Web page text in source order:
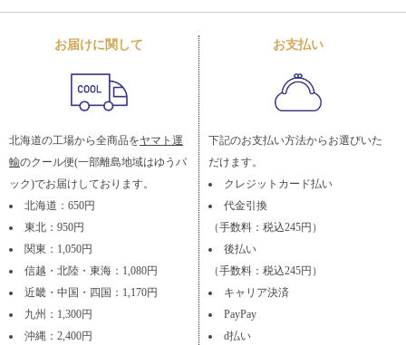
お届けに関して
北海道の工場から全商品をヤマト運
輸のクール便(一部離島地域はゆうパ
ック)でお届けしております。
北海道：650円
東北：950円
関東：1,050円
信越・北陸・東海：1,080円
近畿・中国・四国：1,170円
九州：1,300円
沖縄：2,400円
お支払い
下記のお支払い方法からお選びいた
だけます。
クレジットカード払い
代金引換
（手数料：税込245円）
後払い
（手数料：税込245円）
キャリア決済
PayPay
d払い